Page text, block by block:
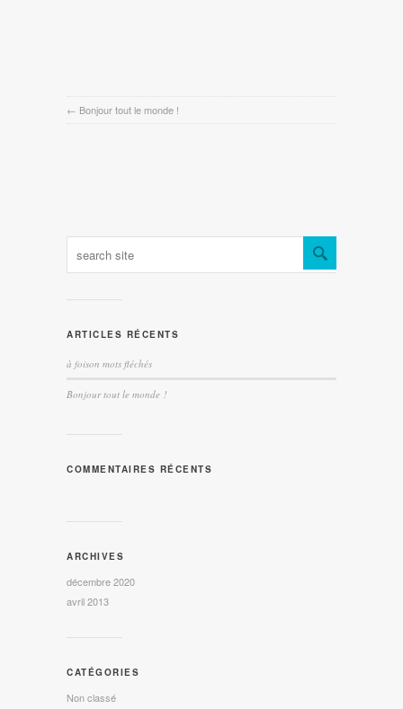
← Bonjour tout le monde !
ARTICLES RÉCENTS
à foison mots fléchés
Bonjour tout le monde !
COMMENTAIRES RÉCENTS
ARCHIVES
décembre 2020
avril 2013
CATÉGORIES
Non classé